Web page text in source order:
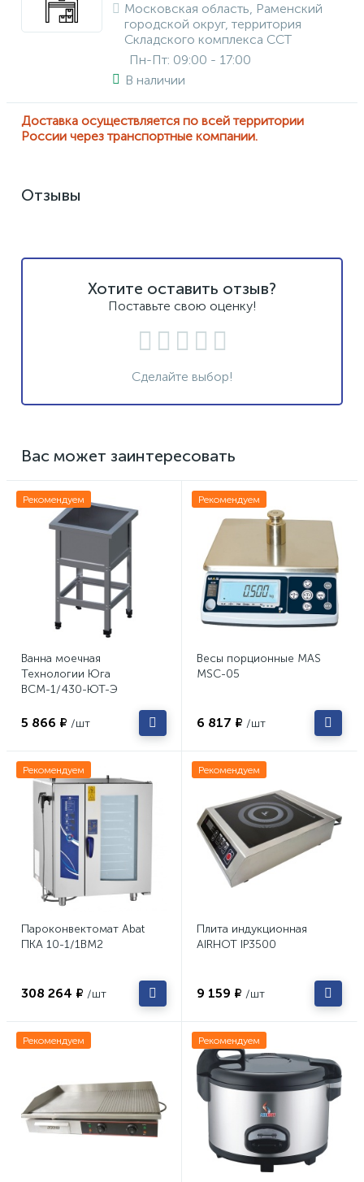
Московская область, Раменский
городской округ, территория
Складского комплекса ССТ
Пн-Пт: 09:00 - 17:00
В наличии
Доставка осуществляется по всей территории
России через транспортные компании.
Отзывы
Хотите оставить отзыв?
Поставьте свою оценку!
Сделайте выбор!
Вас может заинтересовать
Рекомендуем
Ванна моечная
Технологии Юга
ВСМ-1/430-ЮТ-Э
5 866 ₽ /шт
Рекомендуем
Весы порционные MAS
MSC-05
6 817 ₽ /шт
Рекомендуем
Пароконвектомат Abat
ПКА 10-1/1ВМ2
308 264 ₽ /шт
Рекомендуем
Плита индукционная
AIRHOT IP3500
9 159 ₽ /шт
Рекомендуем Рекомендуем